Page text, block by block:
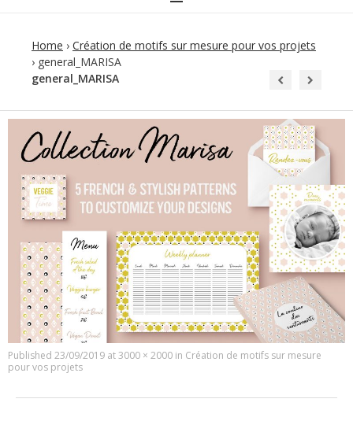
Home › Création de motifs sur mesure pour vos projets
› general_MARISA
general_MARISA
Published 23/09/2019 at3000 × 2000 in Création de motifs sur mesure
pour vos projets